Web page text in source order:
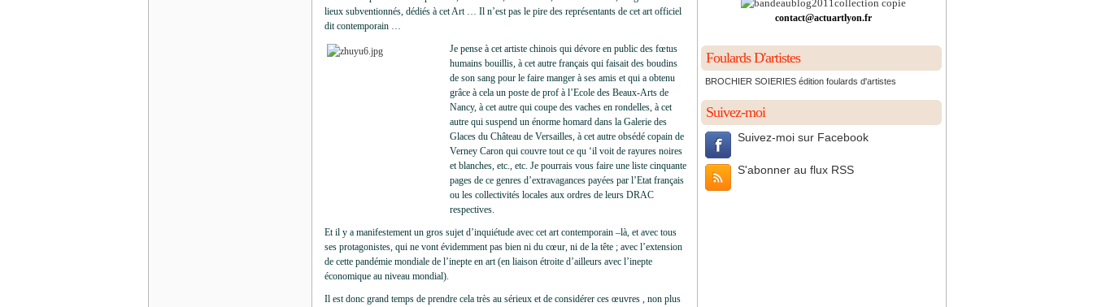
lieux subventionnés, dédiés à cet Art … Il n’est pas le pire des représentants de cet art officiel
dit contemporain …
Je pense à cet artiste chinois qui dévore en public des fœtus
humains bouillis, à cet autre français qui faisait des boudins
de son sang pour le faire manger à ses amis et qui a obtenu
grâce à cela un poste de prof à l’Ecole des Beaux-Arts de
Nancy, à cet autre qui coupe des vaches en rondelles, à cet
autre qui suspend un énorme homard dans la Galerie des
Glaces du Château de Versailles, à cet autre obsédé copain de
Verney Caron qui couvre tout ce qu ‘il voit de rayures noires
et blanches, etc., etc. Je pourrais vous faire une liste cinquante
pages de ce genres d’extravagances payées par l’Etat français
ou les collectivités locales aux ordres de leurs DRAC
respectives.
Et il y a manifestement un gros sujet d’inquiétude avec cet art contemporain –là, et avec tous
ses protagonistes, qui ne vont évidemment pas bien ni du cœur, ni de la tête ; avec l’extension
de cette pandémie mondiale de l’inepte en art (en liaison étroite d’ailleurs avec l’inepte
économique au niveau mondial).
Il est donc grand temps de prendre cela très au sérieux et de considérer ces œuvres , non plus
contact@actuartlyon.fr
Foulards D'artistes
BROCHIER SOIERIES édition foulards d'artistes
Suivez-moi
Suivez-moi sur Facebook
S'abonner au flux RSS